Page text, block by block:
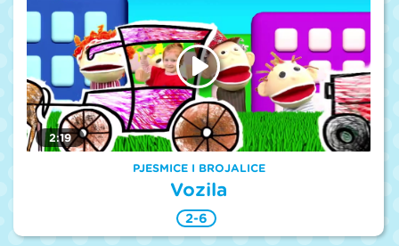
2:19
PJESMICE I BROJALICE
Vozila
2-6